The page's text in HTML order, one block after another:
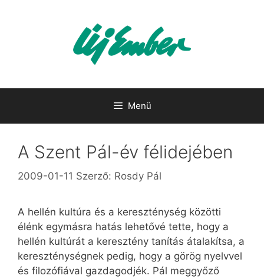
Menü
A Szent Pál-év félidejében
2009-01-11 Szerző: Rosdy Pál
A hellén kultúra és a kereszténység közötti
élénk egymásra hatás lehetővé tette, hogy a
hellén kultúrát a keresztény tanítás átalakítsa, a
kereszténységnek pedig, hogy a görög nyelvvel
és filozófiával gazdagodjék. Pál meggyőző